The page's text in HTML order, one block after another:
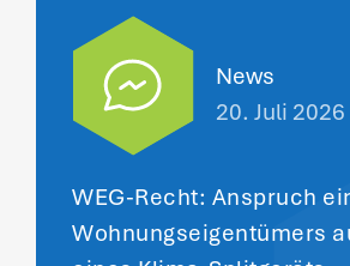
News
20. Juli 2026
WEG-Recht: Anspruch
Wohnungseigentümers